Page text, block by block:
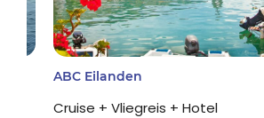
West Caribbean
Cruise + Vliegreis +